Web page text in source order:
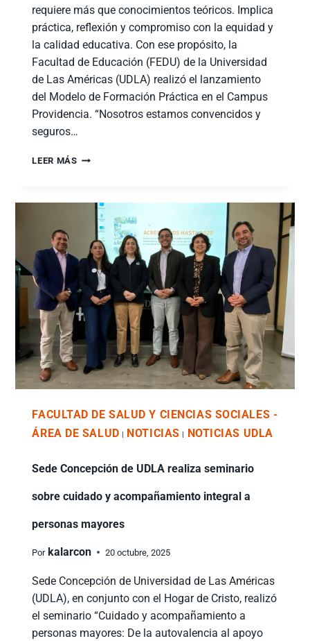
requiere más que conocimientos teóricos. Implica
práctica, reflexión y compromiso con la equidad y
la calidad educativa. Con ese propósito, la
Facultad de Educación (FEDU) de la Universidad
de Las Américas (UDLA) realizó el lanzamiento
del Modelo de Formación Práctica en el Campus
Providencia. “Nosotros estamos convencidos y
seguros…
LEER MÁS
FACULTAD DE SALUD Y CIENCIAS SOCIALES -
ÁREA DE SALUD
NOTICIAS NOTICIAS UDLA
Sede Concepción de UDLA realiza seminario
sobre cuidado y acompañamiento integral a
personas mayores
Por kalarcon 20 octubre, 2025
Sede Concepción de Universidad de Las Américas
(UDLA), en conjunto con el Hogar de Cristo, realizó
el seminario “Cuidado y acompañamiento a
personas mayores: De la autovalencia al apoyo